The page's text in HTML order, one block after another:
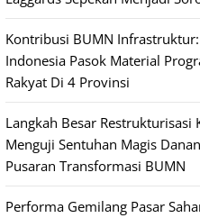
Kontribusi BUMN Infrastruktur:
Indonesia Pasok Material
Rakyat Di 4 Provinsi
Langkah Besar Restrukturisasi
Menguji Sentuhan Magis
Pusaran Transformasi BUMN
Performa Gemilang Pasar